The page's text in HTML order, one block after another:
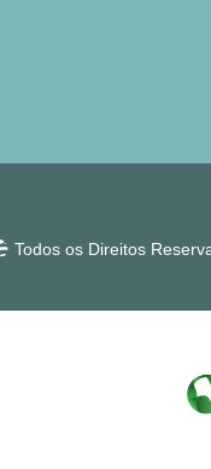
Todos os Direitos